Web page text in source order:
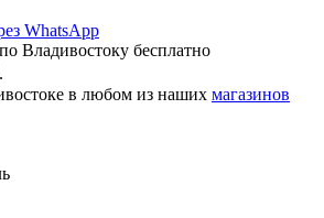
WhatsApp
по Владивостоку бесплатно
в любом из наших магазинов